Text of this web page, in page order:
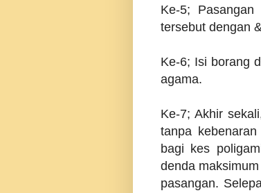
Ke-5;
tersebut dengan
Ke-6; Isi borang
agama.
Ke-7; Akhir
tanpa
bagi kes
denda
pasangan.